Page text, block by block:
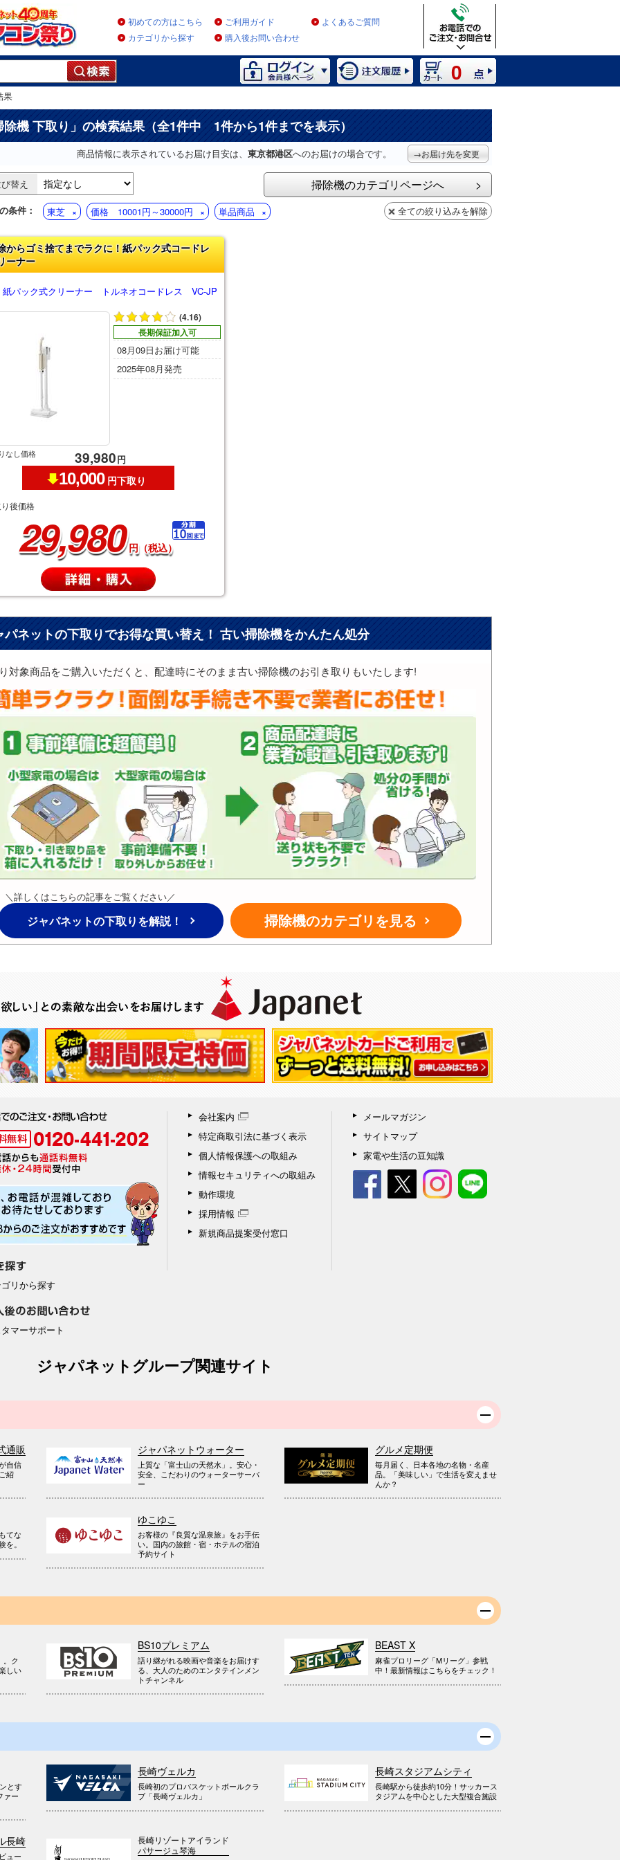
初めての方はこちら ご利用ガイド
よくあるご質問
カテゴリから探す
購入後お問い合わせ
0
果
除機 下取り 」の検索結果（全1件中 1件から1件までを表示）
商品情報に表示されているお届け目安は、 東京都港区へのお届けの場合です。 →お届け先を変更
替え 掃除機のカテゴリページへ
条件： 東芝 価格 10001円～30000円 単品商品 全ての絞り込みを解除
からゴミ捨てまでラクに！紙パック式コードレ
ーナー
パック式クリーナー トルネオコードレス VC-JP
(4.16)
長期保証加入可
08月09日お届け可能
2025年08月発売
なし価格 39,980円
10,000 円下取り
後価格
29,980 円（税込）
パネットの下取りでお得な買い替え！ 古い掃除機をかんたん処分
対象商品をご購入いただくと、配達時にそのまま古い掃除機のお引き取りもいたします!
＼詳しくはこちらの記事をご覧ください／
ジャパネットの下取りを解説！ 掃除機のカテゴリを見る
リから探す
マーサポート
会社案内
特定商取引法に基づく表示
個人情報保護への取組み
情報セキュリティへの取組み
動作環境
採用情報
新規商品提案受付窓口
メールマガジン
サイトマップ
家電や生活の豆知識
ジャパネットグループ関連サイト
通販
自信
紹
ジャパネットウォーター
上質な「富士山の天然水」。安心・
安全、こだわりのウォーターサーバ
ー
グルメ定期便
毎月届く、日本各地の名物・名産
品。「美味しい」で生活を変えませ
んか？
てな
を。
ゆこゆこ
お客様の『良質な温泉旅』をお手伝
い。国内の旅館・宿・ホテルの宿泊
予約サイト
。ク
しい
BS10プレミアム
語り継がれる映画や音楽をお届けす
る、大人のためのエンタテインメン
トチャンネル
BEAST X
麻雀プロリーグ「Mリーグ」参戦
中！最新情報はこちらをチェック！
とす
ァー
長崎ヴェルカ
長崎初のプロバスケットボールクラ
ブ「長崎ヴェルカ」
長崎スタジアムシティ
長崎駅から徒歩約10分！サッカース
タジアムを中心とした大型複合施設
長崎
ュー
長崎リゾートアイランド
パサージュ琴海